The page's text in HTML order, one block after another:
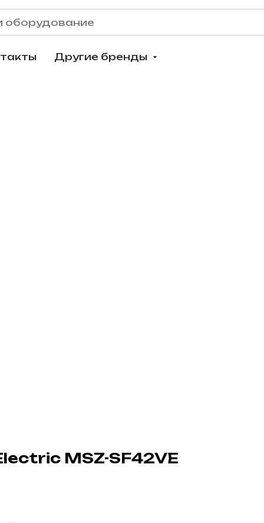
Другие бренды
MSZ-SF42VE